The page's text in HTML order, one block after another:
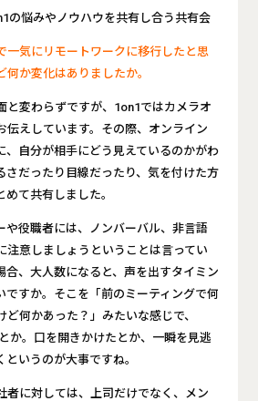
の悩みやノウハウを共有し合う共有会
一気にリモートワークに移行したと思
か変化はありましたか。
と変わらずですが、1on1ではカメラオ
伝えしています。その際、オンライン
、自分が相手にどう見えているのかがわ
さだったり目線だったり、気を付けた方
て共有しました。
や役職者には、ノンバーバル、非言語
注意しましょうということは言ってい
合、大人数になると、声を出すタイミン
ですか。そこを「前のミーティングで何
ど何かあった？」みたいな感じで、
か。口を開きかけたとか、一瞬を見逃
いうのが大事ですね。
者に対しては、上司だけでなく、メン